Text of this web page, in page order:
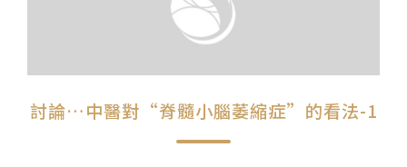
📊 天地人．養生儀表板
💊 透視用藥．中西藥典
紙本陪伴．眼癒力
討論…中醫對“脊髓小腦萎縮症”的看法-1